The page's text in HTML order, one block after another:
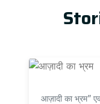
आज़ादी का भ्रम”